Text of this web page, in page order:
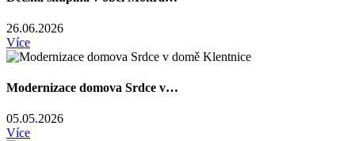
26.06.2026
Více
Modernizace domova Srdce v…
05.05.2026
Více